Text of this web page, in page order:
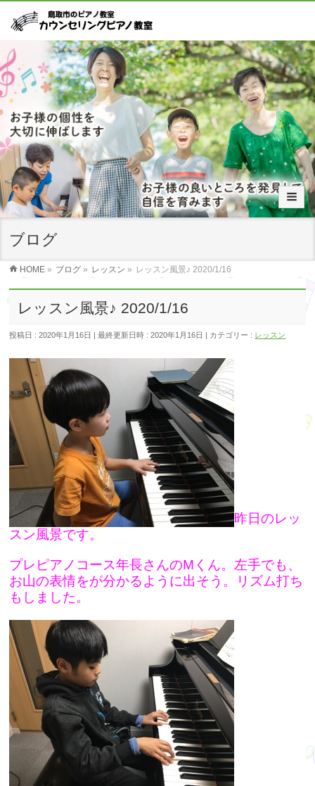
ブログ
HOME » ブログ » レッスン » レッスン風景♪ 2020/1/16
レッスン風景♪ 2020/1/16
投稿日 : 2020年1月16日 最終更新日時 : 2020年1月16日 カテゴリー : レッスン
昨日のレッ
スン風景です。
プレピアノコース年長さんのMくん。左手でも、
お山の表情をが分かるように出そう。リズム打ち
もしました。